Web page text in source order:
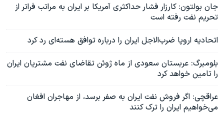
جان بولتون: کارزار فشار حداکثری آمریکا بر ایران به مراتب فراتر از
تحریم نفت رفته است
اتحادیه اروپا ضرب‌الاجل ایران را درباره توافق هسته‌ای رد کرد
بلومبرگ: عربستان سعودی از ماه ژوئن تقاضای نفت مشتریان ایران
را تامین خواهد کرد
عراقچی: اگر فروش نفت ایران به صفر برسد، از مهاجران افغان
می‌خواهیم ایران را ترک کنند